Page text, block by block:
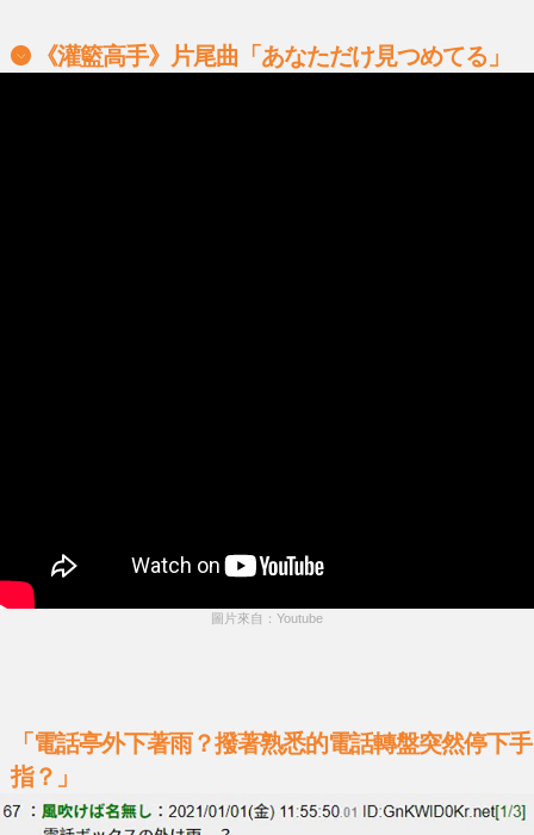
《灌籃高手》片尾曲 「あなただけ見つめてる」
圖片來自：Youtube
「電話亭外下著雨？撥著熟悉的電話轉盤突然停下手
指？」